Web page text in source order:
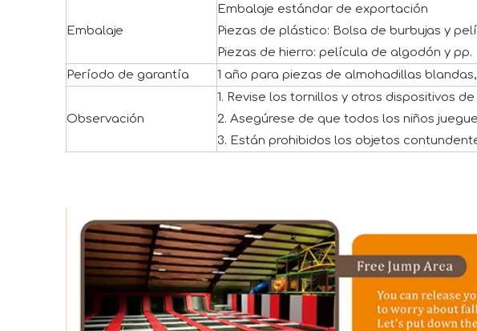
Embalaje
Embalaje estándar de exportación
Piezas de plástico: Bolsa de burbujas y
Piezas de hierro: película de algodón y pp.
Período de garantía
1 año para piezas de almohadillas
Observación
1. Revise los tornillos y otros dispositivos
2. Asegúrese de que todos los niños
3. Están prohibidos los objetos